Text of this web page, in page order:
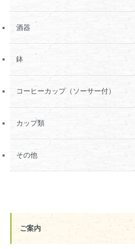
酒器
鉢
コーヒーカップ（ソーサー付）
カップ類
その他
ご案内